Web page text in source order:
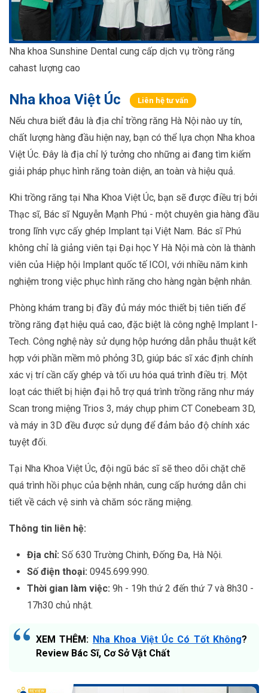
Nha khoa Sunshine Dental cung cấp dịch vụ trồng răng
cahast lượng cao
Nha khoa Việt Úc Liên hệ tư vấn
Nếu chưa biết đâu là địa chỉ trồng răng Hà Nội nào uy tín,
chất lượng hàng đầu hiện nay, bạn có thể lựa chọn Nha khoa
Việt Úc. Đây là địa chỉ lý tưởng cho những ai đang tìm kiếm
giải pháp phục hình răng toàn diện, an toàn và hiệu quả.
Khi trồng răng tại Nha Khoa Việt Úc, bạn sẽ được điều trị bởi
Thạc sĩ, Bác sĩ Nguyễn Mạnh Phú - một chuyên gia hàng đầu
trong lĩnh vực cấy ghép Implant tại Việt Nam. Bác sĩ Phú
không chỉ là giảng viên tại Đại học Y Hà Nội mà còn là thành
viên của Hiệp hội Implant quốc tế ICOI, với nhiều năm kinh
nghiệm trong việc phục hình răng cho hàng ngàn bệnh nhân.
Phòng khám trang bị đầy đủ máy móc thiết bị tiên tiến để
trồng răng đạt hiệu quả cao, đặc biệt là công nghệ Implant I-
Tech. Công nghệ này sử dụng hộp hướng dẫn phẫu thuật kết
hợp với phần mềm mô phỏng 3D, giúp bác sĩ xác định chính
xác vị trí cần cấy ghép và tối ưu hóa quá trình điều trị. Một
loạt các thiết bị hiện đại hỗ trợ quá trình trồng răng như máy
Scan trong miệng Trios 3, máy chụp phim CT Conebeam 3D,
và máy in 3D đều được sử dụng để đảm bảo độ chính xác
tuyệt đối.
Tại Nha Khoa Việt Úc, đội ngũ bác sĩ sẽ theo dõi chặt chẽ
quá trình hồi phục của bệnh nhân, cung cấp hướng dẫn chi
tiết về cách vệ sinh và chăm sóc răng miệng.
Thông tin liên hệ:
Địa chỉ: Số 630 Trường Chinh, Đống Đa, Hà Nội.
Số điện thoại: 0945.699.990.
Thời gian làm việc: 9h - 19h thứ 2 đến thứ 7 và 8h30 -
17h30 chủ nhật.
XEM THÊM: Nha Khoa Việt Úc Có Tốt Không?
Review Bác Sĩ, Cơ Sở Vật Chất